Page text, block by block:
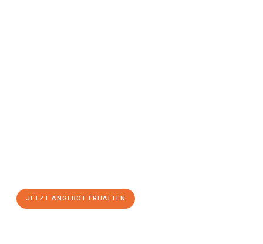
JETZT ANGEBOT ERHALTEN